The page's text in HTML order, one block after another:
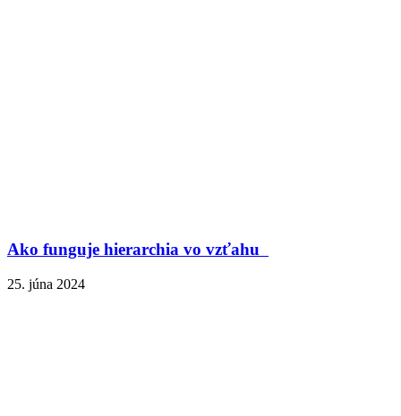
Ako funguje hierarchia vo vzťahu
25. júna 2024